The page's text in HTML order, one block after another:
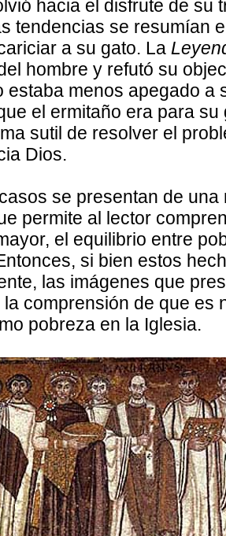
hacia el disfrute de su
tendencias se resumían
a su gato. La
hombre y refutó su
estaba menos apegado a
el ermitaño era para su
sutil de resolver el
Dios.
se presentan de una
permite al lector
el equilibrio entre
si bien estos
las imágenes que
la comprensión de que es
pobreza en la Iglesia.